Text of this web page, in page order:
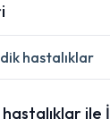
hastalıklar
ile